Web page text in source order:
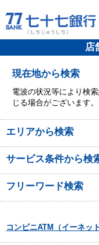
店
現在地から検索
電波の状況等により検
じる場合がございます。
エリアから検索
サービス条件から検
フリーワード検索
コンビニATM（イーネッ